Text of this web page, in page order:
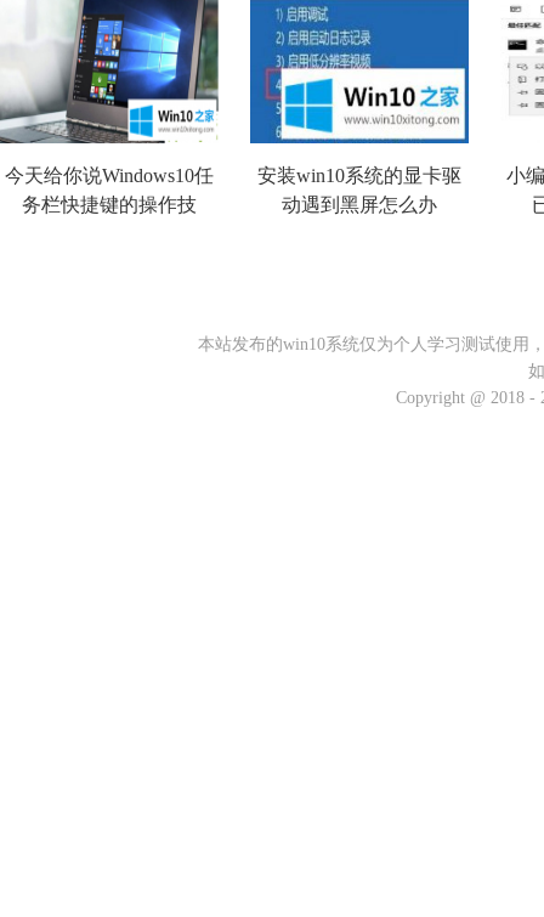
今天给你说Windows10任
务栏快捷键的操作技
安装win10系统的显卡驱
动遇到黑屏怎么办
小
本站发布的win10系统仅为个人学习测试使用
Copyright @ 2018